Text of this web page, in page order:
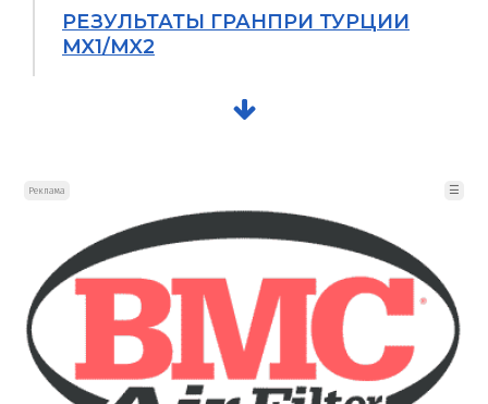
РЕЗУЛЬТАТЫ ГРАНПРИ ТУРЦИИ
MX1/MX2
Реклама ☰